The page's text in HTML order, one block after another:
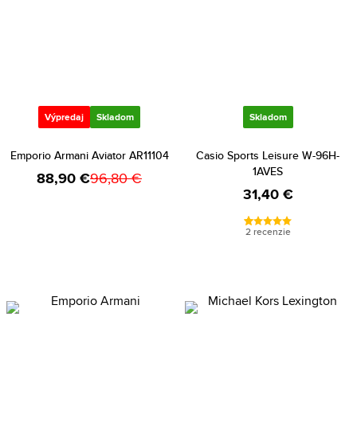
Výpredaj Skladom
Emporio Armani Aviator AR11104
88,90 €96,80 €
Skladom
Casio Sports Leisure W-96H-
1AVES
31,40 €
2 recenzie